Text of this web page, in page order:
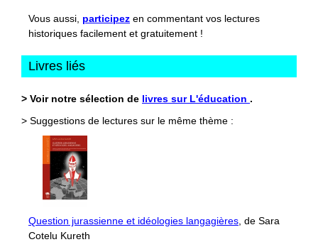
Vous aussi, participez en commentant vos lectures
historiques facilement et gratuitement !
Livres liés
> Voir notre sélection de livres sur L'éducation .
> Suggestions de lectures sur le même thème :
Question jurassienne et idéologies langagières , de Sara
Cotelu Kureth